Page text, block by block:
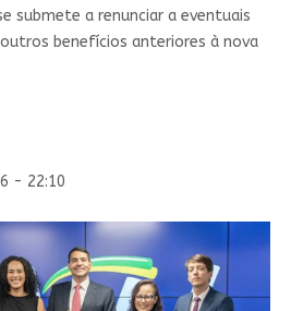
submete a renunciar a eventuais
benefícios anteriores à nova
- 22:10